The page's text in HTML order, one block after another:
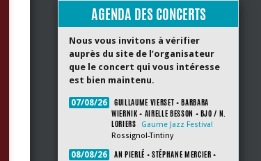
AGENDA DES CONCERTS
Nous vous invitons à vérifier
auprès du site de l’organisateur
que le concert qui vous intéresse
est bien maintenu.
07/08/26
GUILLAUME VIERSET + BARBARA
WIERNIK + AIRELLE BESSON + BJO / N.
LORIERS
Gaume Jazz Festival
Rossignol-Tintiny
08/08/26
AN PIERLÉ + STÉPHANE MERCIER +